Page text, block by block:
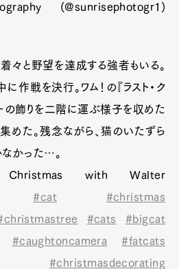
(@sunrisephotogr1)
々と野望を達成する強者もいる。
作戦を決行。ワム！の『ラスト・ク
ーの飾りを二階に運ぶ様子を収めた
た。残念ながら、猫のいたずら
なかった…。
with Walter
#cat
#christmas
#cats
#bigcat
#caughtoncamera
#fatcats
#christmasdecorating